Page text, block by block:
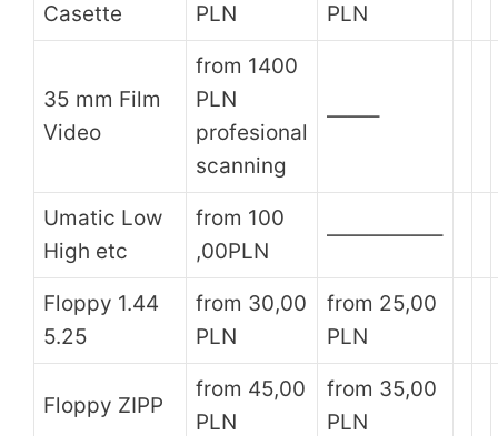
Casette
PLN
PLN
35 mm Film
Video
from 1400
PLN
profesional
scanning
——–
Umatic Low
High etc
from 100
,00PLN
—————–
Floppy 1.44
5.25
from 30,00
PLN
from 25,00
PLN
Floppy ZIPP
from 45,00
PLN
from 35,00
PLN